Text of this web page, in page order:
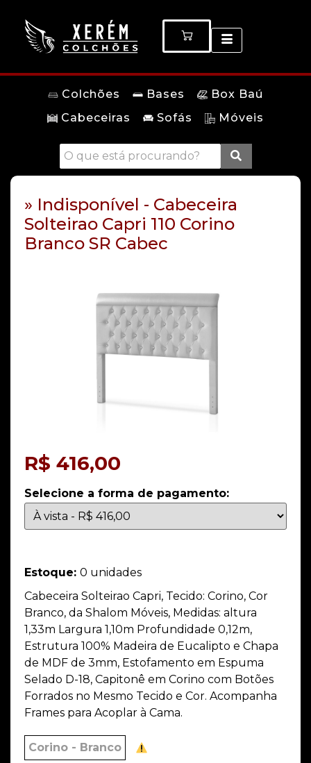
Colchões Bases
Box Baú
Cabeceiras
Sofás Móveis
» Indisponível - Cabeceira
Solteirao Capri 110 Corino
Branco SR Cabec
R$ 416,00
Selecione a forma de pagamento:
Estoque: 0 unidades
Cabeceira Solteirao Capri, Tecido: Corino, Cor
Branco, da Shalom Móveis, Medidas: altura
1,33m Largura 1,10m Profundidade 0,12m,
Estrutura 100% Madeira de Eucalipto e Chapa
de MDF de 3mm, Estofamento em Espuma
Selado D-18, Capitonê em Corino com Botões
Forrados no Mesmo Tecido e Cor. Acompanha
Frames para Acoplar à Cama.
Corino - Branco